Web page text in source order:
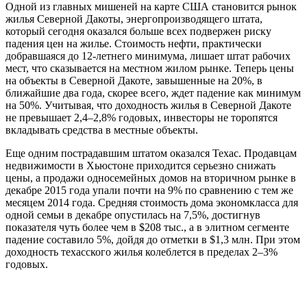
Одной из главных мишеней на карте США становится рынок
жилья Северной Дакоты, энергопроизводящего штата,
который сегодня оказался больше всех подвержен риску
падения цен на жилье. Стоимость нефти, практически
добравшаяся до 12-летнего минимума, лишает штат рабочих
мест, что сказывается на местном жилом рынке. Теперь цены
на объекты в Северной Дакоте, завышенные на 20%, в
ближайшие два года, скорее всего, ждет падение как минимум
на 50%. Учитывая, что доходность жилья в Северной Дакоте
не превышает 2,4–2,8% годовых, инвесторы не торопятся
вкладывать средства в местные объекты.
Еще одним пострадавшим штатом оказался Техас. Продавцам
недвижимости в Хьюстоне приходится серьезно снижать
цены, а продажи односемейных домов на вторичном рынке в
декабре 2015 года упали почти на 9% по сравнению с тем же
месяцем 2014 года. Средняя стоимость дома экономкласса для
одной семьи в декабре опустилась на 7,5%, достигнув
показателя чуть более чем в $208 тыс., а в элитном сегменте
падение составило 5%, дойдя до отметки в $1,3 млн. При этом
доходность техасского жилья колеблется в пределах 2–3%
годовых.